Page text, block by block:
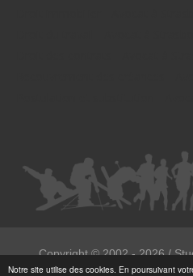
Notre site utilise des cookies. En poursuivant
Copyright ©2002 - 2026/